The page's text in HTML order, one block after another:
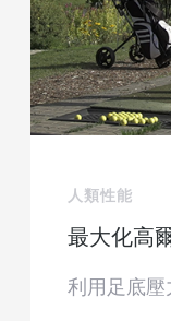
人類性能
最大化高
利用足底